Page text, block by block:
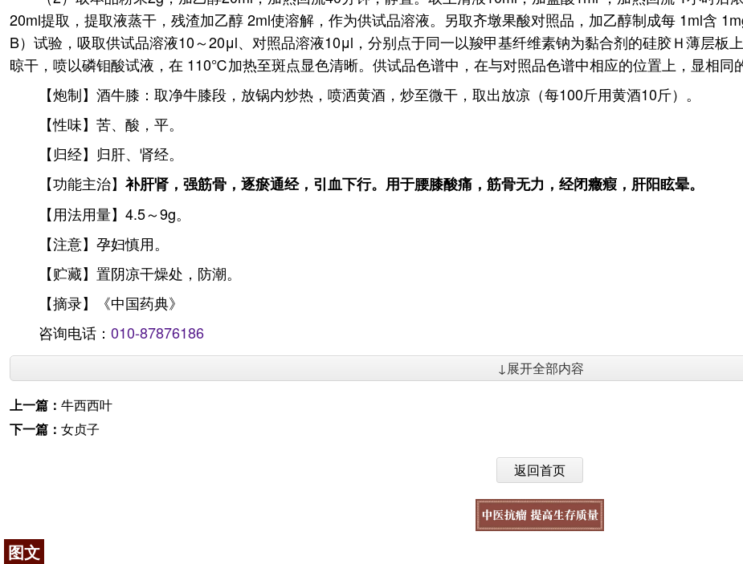
20ml提取，提取液蒸干，残渣加乙醇 2ml使溶解，作为供试品溶液。另取齐墩果酸对照品，加乙醇制成每 1ml含
B）试验，吸取供试品溶液10～20μl、对照品溶液10μl，分别点于同一以羧甲基纤维素钠为黏合剂的硅胶Ｈ薄层板
晾干，喷以磷钼酸试液，在 110℃加热至斑点显色清晰。供试品色谱中，在与对照品色谱中相应的位置上，显相同
【炮制】酒牛膝：取净牛膝段，放锅内炒热，喷洒黄酒，炒至微干，取出放凉（每100斤用黄酒10斤）。
【性味】苦、酸，平。
【归经】归肝、肾经。
【功能主治】 补肝肾，强筋骨，逐瘀通经，引血下行。用于腰膝酸痛，筋骨无力，经闭癥瘕，肝阳眩晕。
【用法用量】4.5～9g。
【注意】孕妇慎用。
【贮藏】置阴凉干燥处，防潮。
【摘录】《中国药典》
咨询电话： 010-87876186
↓展开全部内容
上一篇： 牛西西叶
下一篇： 女贞子
返回首页
图文